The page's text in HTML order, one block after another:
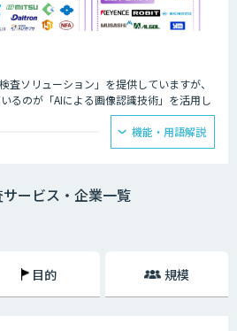
査ソリューション」を提供していますが、
るのが「AIによる画像認識技術」を活用し
技術を活用することで、これまでの目視で
でも識別困難だった検査を実施することが
を大量に収集して画像認識モデルの生成を
う流れです。もちろん、異常が見つかれば
機能・用語解説
ービス・企業一覧
目的 規模